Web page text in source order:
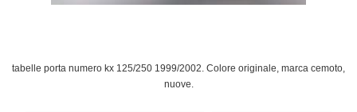
tabelle porta numero kx 125/250 1999/2002. Colore originale, marca cemoto,
nuove.